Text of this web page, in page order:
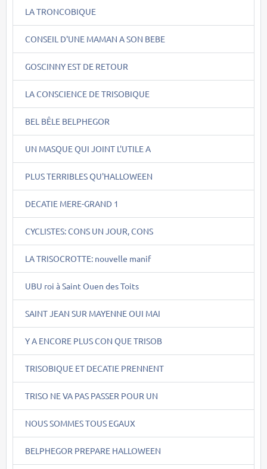
LA TRONCOBIQUE
CONSEIL D'UNE MAMAN A SON BEBE
GOSCINNY EST DE RETOUR
LA CONSCIENCE DE TRISOBIQUE
BEL BÊLE BELPHEGOR
UN MASQUE QUI JOINT L'UTILE A
PLUS TERRIBLES QU'HALLOWEEN
DECATIE MERE-GRAND 1
CYCLISTES: CONS UN JOUR, CONS
LA TRISOCROTTE: nouvelle manif
UBU roi à Saint Ouen des Toits
SAINT JEAN SUR MAYENNE OUI MAI
Y A ENCORE PLUS CON QUE TRISOB
TRISOBIQUE ET DECATIE PRENNENT
TRISO NE VA PAS PASSER POUR UN
NOUS SOMMES TOUS EGAUX
BELPHEGOR PREPARE HALLOWEEN